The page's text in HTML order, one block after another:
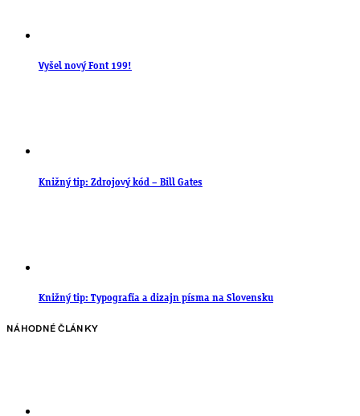
Vyšel nový Font 199!
Knižný tip: Zdrojový kód – Bill Gates
Knižný tip: Typografia a dizajn písma na Slovensku
NÁHODNÉ ČLÁNKY